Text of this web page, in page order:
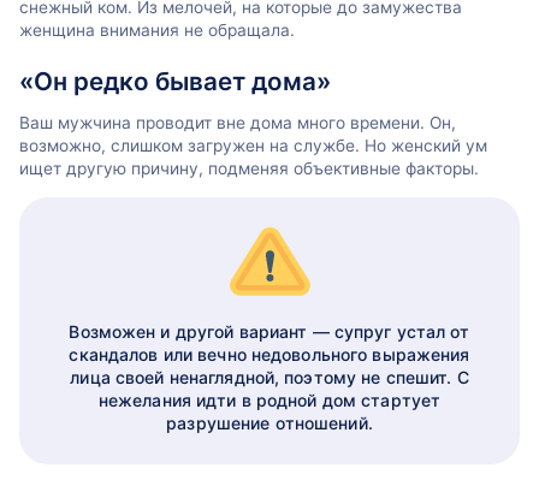
снежный ком. Из мелочей, на которые до замужества
женщина внимания не обращала.
«Он редко бывает дома»
Ваш мужчина проводит вне дома много времени. Он,
возможно, слишком загружен на службе. Но женский ум
ищет другую причину, подменяя объективные факторы.
Возможен и другой вариант — супруг устал от
скандалов или вечно недовольного выражения
лица своей ненаглядной, поэтому не спешит. С
нежелания идти в родной дом стартует
разрушение отношений.